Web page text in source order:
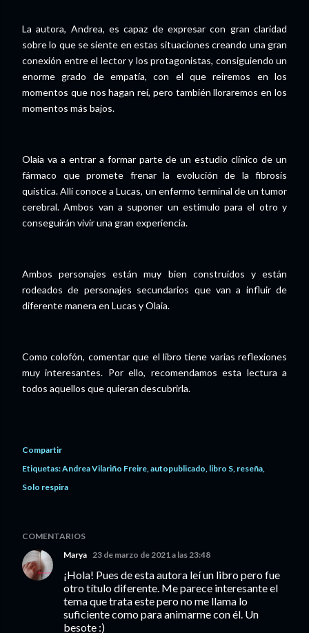
La autora, Andrea, es capaz de expresar con gran claridad
sobre lo que se siente en estas situaciones creando una gran
conexión entre el lector y los protagonistas, consiguiendo un
enorme grado de empatía, con el que reiremos en los
momentos que nos hagan reí, pero también lloraremos en los
momentos más bajos.
Olaia va a entrar a formar parte de un estudio clínico de un
fármaco que promete frenar la evolución de la fibrosis
quística. Allí conoce a Lucas, un enfermo terminal de un tumor
cerebral. Ambos van a suponer un estímulo para el otro y
conseguirán vivir una gran experiencia.
Ambos personajes están muy bien construidos y están
rodeados de personajes secundarios que van a influir de
diferente manera en Lucas y Olaia.
Como colofón, comentar que el libro tiene varias reflexiones
muy interesantes. Por ello, recomendamos esta lectura a
todos aquellos que quieran descubrirla.
Compartir
Etiquetas:Andrea Vilariño Freire autopublicado libro S reseña
Solo respira
COMENTARIOS
Marya 23 de marzo de 2021 a las 23:48
¡Hola! Pues de esta autora leí un libro pero fue
otro título diferente. Me parece interesante el
tema que trata este pero no me llama lo
suficiente como para animarme con él. Un
besote :)